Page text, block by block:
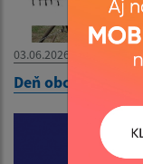
03.06.2026
Deň obce